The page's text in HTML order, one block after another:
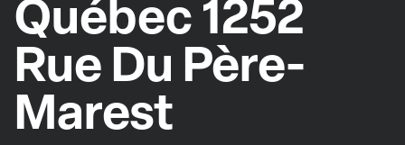
Québec 1252
Rue Du Père-
Marest